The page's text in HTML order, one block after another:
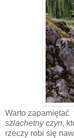
Warto zapamiętać
szlachetny czyn,
rzeczy robi się